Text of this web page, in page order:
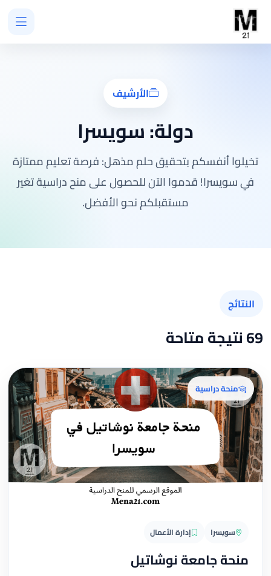
الأرشيف
دولة:سويسرا
تخيلوا أنفسكم بتحقيق حلم مذهل: فرصة تعليم ممتازة
في سويسرا! قدموا الآن للحصول على منح دراسية تغير
مستقبلكم نحو الأفضل.
النتائج
69 نتيجة متاحة
منحة دراسية
سويسرا إدارة الأعمال
منحة جامعة نوشاتيل